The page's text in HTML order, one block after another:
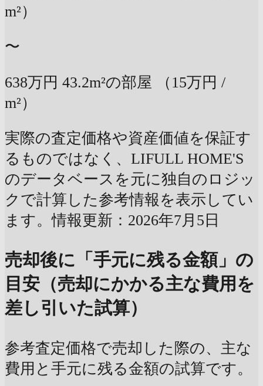
m²）
〜
638万円 43.2m²の部屋
（15万円 /
m²）
実際の査定価格や資産価値を保証す
るものではなく、LIFULL HOME'S
のデータベースを元に独自のロジッ
クで計算した参考情報を表示してい
ます。情報更新：2026年7月5日
売却後に「手元に残る金額」の
目安（売却にかかる主な費用を
差し引いた試算）
参考査定価格で売却した際の、主な
費用と手元に残る金額の試算です。